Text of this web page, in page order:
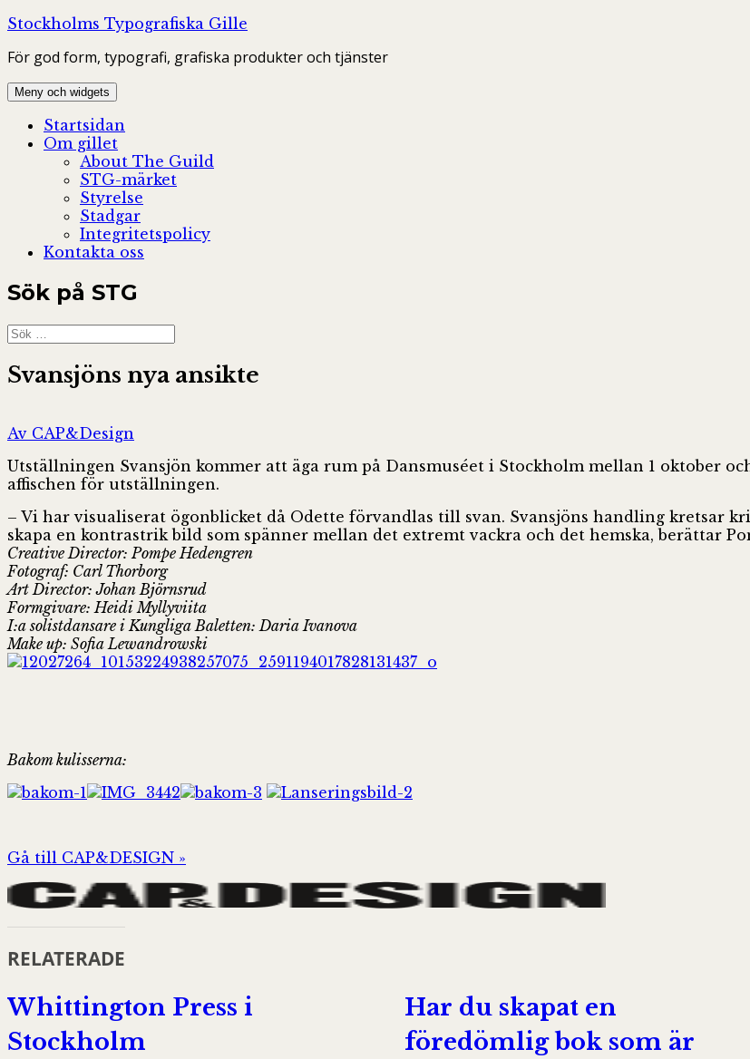
Hoppa
innehåll
Stockholms Typografiska Gille
För god form, typografi, grafiska produkter och tjänster
Meny och widgets
Startsidan
Om gillet
About The Guild
STG-märket
Styrelse
Stadgar
Integritetspolicy
Kontakta oss
Sök på STG
Sök
efter:
Svansjöns nya ansikte
Av CAP&Design
Utställningen Svansjön kommer att äga rum på Dansmuséet i Stockholm mellan 1 oktober
affischen för utställningen.
– Vi har visualiserat ögonblicket då Odette förvandlas till svan. Svansjöns handling kretsar
skapa en kontrastrik bild som spänner mellan det extremt vackra och det hemska, berättar
Creative Director: Pompe Hedengren
Fotograf: Carl Thorborg
Art Director: Johan Björnsrud
Formgivare: Heidi Myllyviita
I:a solistdansare i Kungliga Baletten: Daria Ivanova
Make up: Sofia Lewandrowski
Bakom kulisserna:
Gå till CAP&DESIGN »
RELATERADE
Whittington Press i
Stockholm
Har du skapat en
föredömlig bok som är